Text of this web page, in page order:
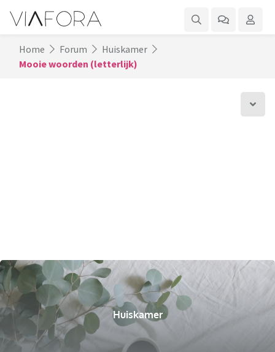
Home Forum
Huiskamer
Mooie woorden (letterlijk)
Huiskamer